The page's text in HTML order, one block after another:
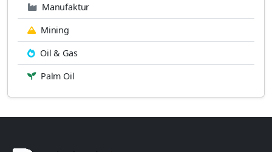
Manufaktur
Mining
Oil & Gas
Palm Oil